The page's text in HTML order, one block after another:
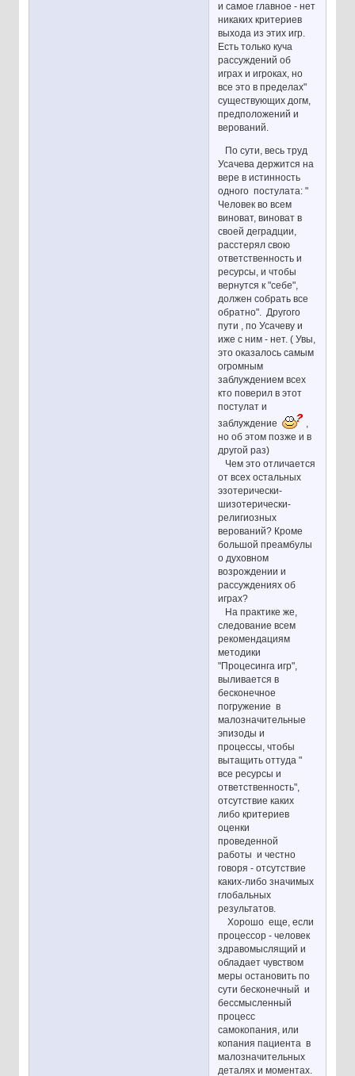
и самое главное - нет
никаких критериев
выхода из этих игр.
Есть только куча
рассуждений об
играх и игроках, но
все это в пределах"
существующих догм,
предположений и
верований.
По сути, весь труд
Усачева держится на
вере в истинность
одного постулата: "
Человек во всем
виноват, виноват в
своей деградции,
расстерял свою
ответственность и
ресурсы, и чтобы
вернутся к "себе",
должен собрать все
обратно". Другого
пути , по Усачеву и
иже с ним - нет. ( Увы,
это оказалось самым
огромным
заблуждением всех
кто поверил в этот
постулат и
заблуждение
,
но об этом позже и в
другой раз)
Чем это отличается
от всех остальных
эзотерически-
шизотерически-
религиозных
верований? Кроме
большой преамбулы
о духовном
возрождении и
рассуждениях об
играх?
На практике же,
следование всем
рекомендациям
методики
"Процесинга игр",
выливается в
бесконечное
погружение в
малозначительные
эпизоды и
процессы, чтобы
вытащить оттуда "
все ресурсы и
ответственность",
отсутствие каких
либо критериев
оценки
проведенной
работы и честно
говоря - отсутствие
каких-либо значимых
глобальных
результатов.
Хорошо еще, если
процессор - человек
здравомыслящий и
обладает чувством
меры остановить по
сути бесконечный и
бессмысленный
процесс
самокопания, или
копания пациента в
малозначительных
деталях и моментах.